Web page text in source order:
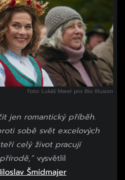
Foto: Lukáš Marel pro Bio Illusion
jen romantický příběh.
sobě svět excelových
celý život pracují
vysvětlil
Šmídmajer